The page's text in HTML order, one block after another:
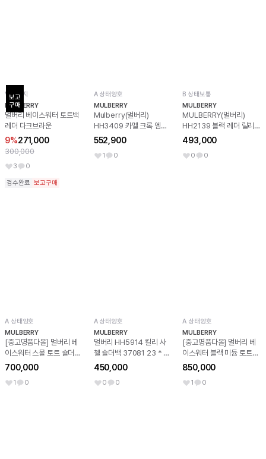
보고
구매
V 빈티지
MULBERRY
멀버리 베이스워터 토트백
레더 다크브라운
9%271,000
300,000
3 0
검수완료 보고구매
A 상태양호
MULBERRY
Mulberry(멀버리)
HH3409 카멜 크록 엠보
스드 베이스워터 미듐 토트
552,900
1 0
B 상태보통
MULBERRY
MULBERRY(멀버리)
HH2139 블랙 레더 릴리
스몰 금장체인 숄더백 겸 크
로스백aa64172
493,000
0 0
A 상태양호
MULBERRY
[중고명품다올] 멀버리 베
이스워터 스몰 토트 숄더백
HH3930
700,000
1 0
A 상태양호
MULBERRY
멀버리 HH5914 킬리 사
첼 숄더백 37081 23 * 18
* 7
450,000
0 0
A 상태양호
MULBERRY
[중고명품다올] 멀버리 베
이스워터 블랙 미듐 토트백
HH5988
850,000
1 0